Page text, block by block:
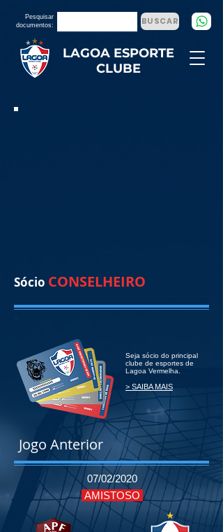
LAGOA ESPORTE
CLUBE
Pesquisar
documentos:
BUSCAR
Sócio CONSELHEIRO
Seja sócio do principal
clube de esportes de
Lagoa Vermelha.
> SAIBA MAIS
Jogo Anterior
07/02/2020
AMISTOSO